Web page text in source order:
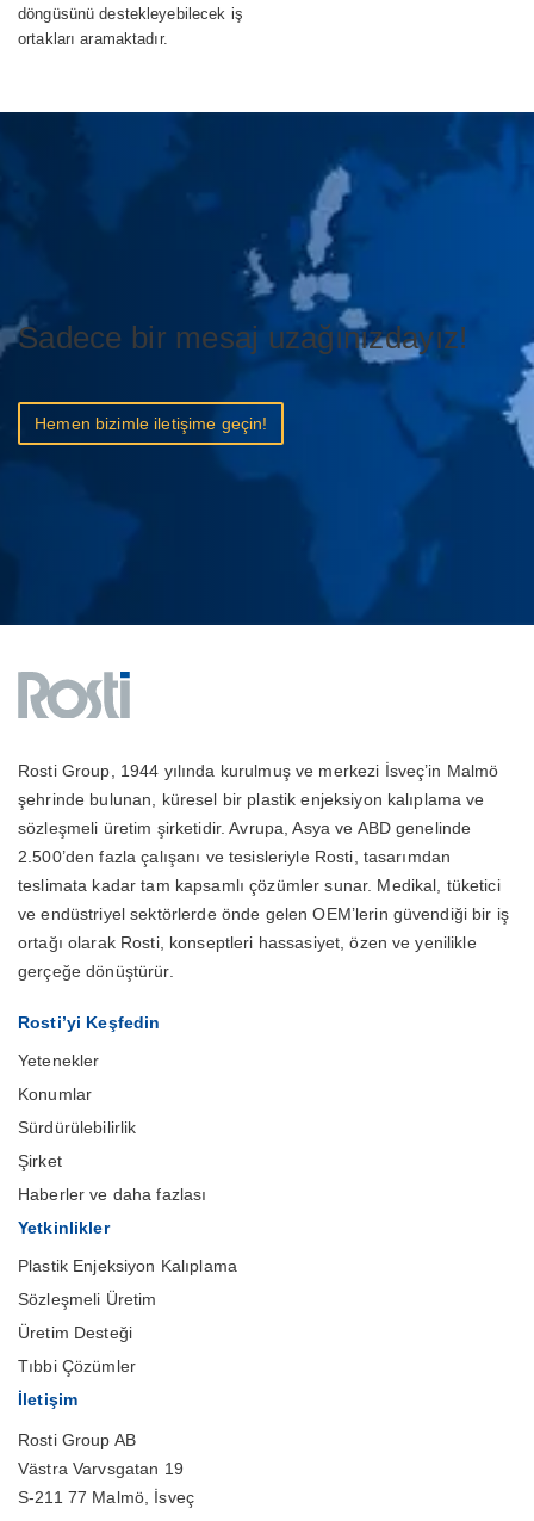
döngüsünü destekleyebilecek iş
ortakları aramaktadır.
Sadece bir mesaj uzağınızdayız!
Hemen bizimle iletişime geçin!
Rosti Group, 1944 yılında kurulmuş ve merkezi İsveç’in Malmö
şehrinde bulunan, küresel bir plastik enjeksiyon kalıplama ve
sözleşmeli üretim şirketidir. Avrupa, Asya ve ABD genelinde
2.500’den fazla çalışanı ve tesisleriyle Rosti, tasarımdan
teslimata kadar tam kapsamlı çözümler sunar. Medikal, tüketici
ve endüstriyel sektörlerde önde gelen OEM’lerin güvendiği bir iş
ortağı olarak Rosti, konseptleri hassasiyet, özen ve yenilikle
gerçeğe dönüştürür.
Rosti’yi Keşfedin
Yetenekler
Konumlar
Sürdürülebilirlik
Şirket
Haberler ve daha fazlası
Yetkinlikler
Plastik Enjeksiyon Kalıplama
Sözleşmeli Üretim
Üretim Desteği
Tıbbi Çözümler
İletişim
Rosti Group AB
Västra Varvsgatan 19
S-211 77 Malmö, İsveç